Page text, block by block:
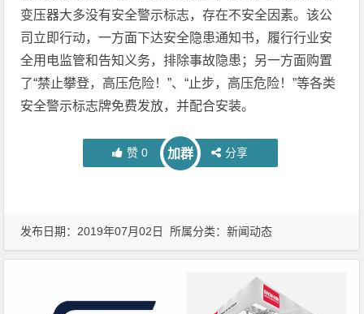
变压器大多没有安全警示标志，存在不安全因素。该公
司立即行动，一方面下达安全隐患通知书，履行行业安
全用电监管和告知义务，排除事故隐患；另一方面购置
了“禁止攀登，高压危险！”、“止步，高压危险！”等各类
安全警示标志牌免费发放，并配合安装。
赞 0 加群 分享
发布日期：2019年07月02日 所属分类：新闻动态